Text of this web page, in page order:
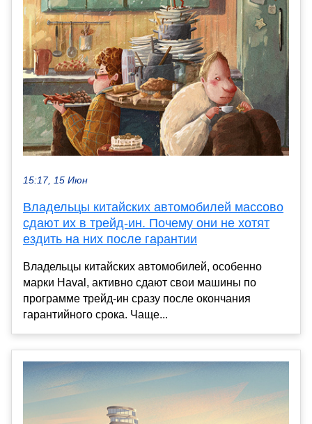
15:17, 15 Июн
Владельцы китайских автомобилей массово
сдают их в трейд-ин. Почему они не хотят
ездить на них после гарантии
Владельцы китайских автомобилей, особенно
марки Haval, активно сдают свои машины по
программе трейд-ин сразу после окончания
гарантийного срока. Чаще...